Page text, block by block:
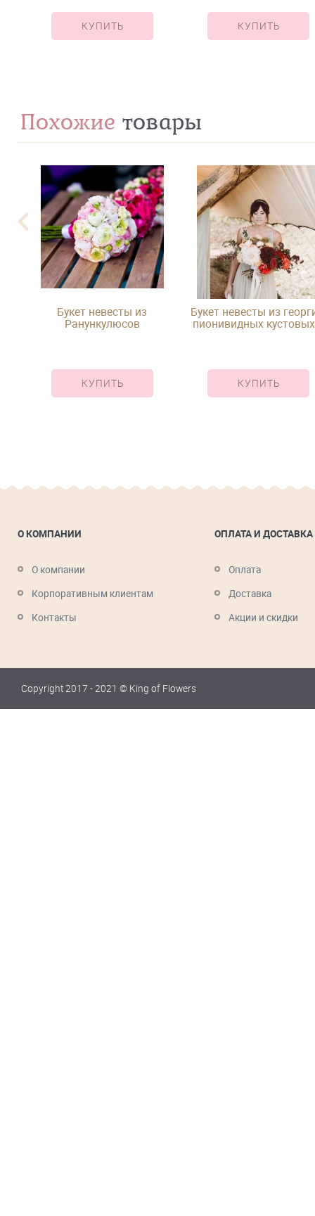
КУПИТЬ КУПИТЬ
Похожие товары
Букет невесты из
Ранункулюсов
КУПИТЬ
Букет невесты из
пионивидных
КУПИТЬ
О КОМПАНИИ
О компании
Корпоративным клиентам
Контакты
ОПЛАТА И ДОСТАВКА
Оплата
Доставка
Акции и скидки
Copyright 2017 - 2021 © King of Flowers